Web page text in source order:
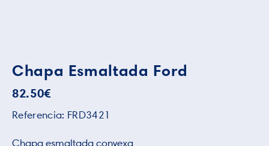
Chapa Esmaltada Ford
82.50€
Referencia: FRD3421
Chapa esmaltada convexa